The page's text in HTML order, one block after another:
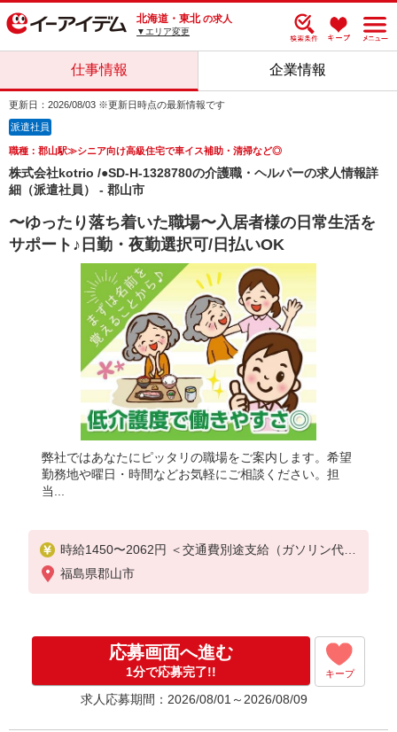
北海道・東北 の求人
▼エリア変更
仕事情報 企業情報
更新日：2026/08/03 ※更新日時点の最新情報です
派遣社員
職種：郡山駅≫シニア向け高級住宅で車イス補助・清掃など◎
株式会社kotrio /●SD-H-1328780の介護職・ヘルパーの求人情報詳
細（派遣社員） - 郡山市
〜ゆったり落ち着いた職場〜入居者様の日常生活を
サポート♪日勤・夜勤選択可/日払いOK
弊社ではあなたにピッタリの職場をご案内します。希望
勤務地や曜日・時間などお気軽にご相談ください。担
当...
時給1450〜2062円 ＜交通費別途支給（ガソリン代含
む）・日払い・週払いOK＞
福島県郡山市
応募画面へ進む
1分で応募完了!! キープ
求人応募期間：2026/08/01～2026/08/09